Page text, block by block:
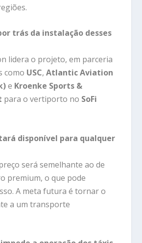
trás da instalação desses
lidera o projeto, em parceria
como USC,Atlantic Aviation
e Kroenke Sports &
para o vertiporto no SoFi
disponível para qualquer
será semelhante ao de
premium, o que pode
A meta futura é tornar o
a um transporte